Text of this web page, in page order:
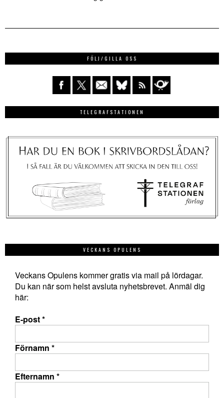
FÖLJ/GILLA OSS
TELEGRAFSTATIONEN
VECKANS OPULENS
Veckans Opulens kommer gratis via mail på lördagar.
Du kan när som helst avsluta nyhetsbrevet. Anmäl dig
här:
E-post*
Förnamn *
Efternamn *